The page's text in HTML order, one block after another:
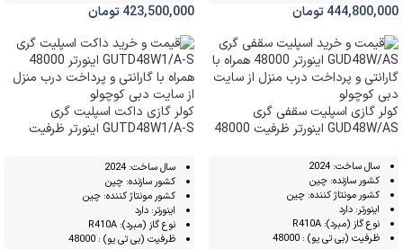
444,800,000تومان 423,500,000تومان
کولر گازی اسپلیت سقفی گری
GUD48W/AS اینورتر ظرفیت 48000
سال ساخت: 2024
کشور سازنده: چین
کشور مونتاژ کننده: چین
اینورتر: دارد
نوع گاز (مبرد): R410A
ظرفیت (بی تی یو) : 48000
کولر گازی داکت اسپلیت گری
GUTD48W1/A-S اینورتر ظرفیت
سال ساخت: 2024
کشور سازنده: چین
کشور مونتاژ کننده: چین
اینورتر: دارد
نوع گاز (مبرد): R410A
ظرفیت (بی تی یو) : 48000